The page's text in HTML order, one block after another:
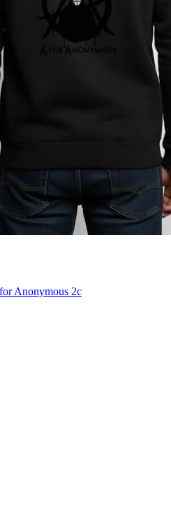
Anonymous 2c